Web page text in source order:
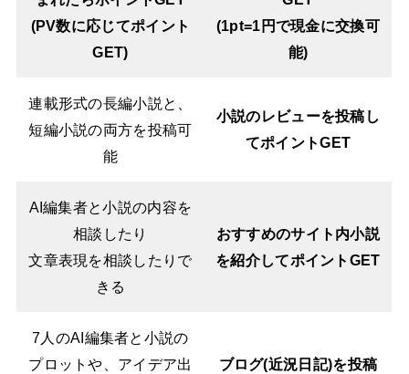
(PV数に応じてポイント
GET)
(1pt=1円で現金に交換可
能)
連載形式の長編小説と、
短編小説の両方を投稿可
能
小説のレビューを投稿し
てポイントGET
AI編集者と小説の内容を
相談したり
文章表現を相談したりで
きる
おすすめのサイト内小説
を紹介してポイントGET
7人のAI編集者と小説の
プロットや、アイデア出
ブログ(近況日記)を投稿